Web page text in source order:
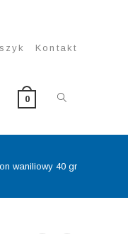
Kontakt
0 TOGGLE
WEBSITE
waniliowy 40 gr